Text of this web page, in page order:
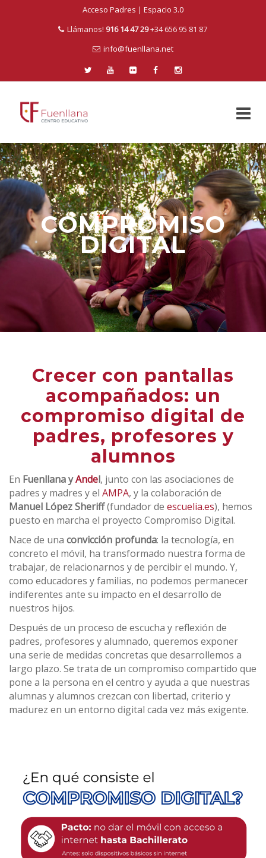
Acceso Padres | Espacio 3.0
Llámanos! 916 14 47 29+34 656 95 81 87
info@fuenllana.net
Skip
to
content
COMPROMISO
DIGITAL
Crecer con pantallas
acompañados: un
compromiso digital de
padres, profesores y
alumnos
En Fuenllana yAndel, junto con las asociaciones de
padres y madres y el AMPA, y la colaboración de
Manuel López Sheriff(fundador de escuelia.es), hemos
puesto en marcha el proyecto Compromiso Digital.
Nace de una convicción profunda: la tecnología, en
concreto el móvil, ha transformado nuestra forma de
trabajar, de relacionarnos y de percibir el mundo. Y,
como educadores y familias, no podemos permanecer
indiferentes ante su impacto en el desarrollo de
nuestros hijos.
Después de un proceso de escucha y reflexión de
padres, profesores y alumnado, queremos exponer
una serie de medidas concretas que desarrollemos a
largo plazo. Se trata de un compromiso compartido que
pone a la persona en el centro y ayuda a que nuestras
alumnas y alumnos crezcan con libertad, criterio y
madurez en un entorno digital cada vez más exigente.